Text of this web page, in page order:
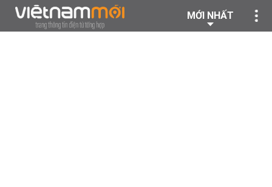
MỚI NHẤT